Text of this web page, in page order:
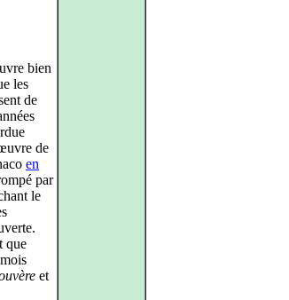
bien
les
de
de
en
par
le
que
et